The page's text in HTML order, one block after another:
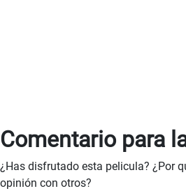
Comentario para
¿Has disfrutado esta pelicula? ¿Por
opinión con otros?